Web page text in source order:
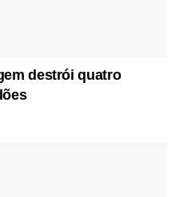
destrói quatro